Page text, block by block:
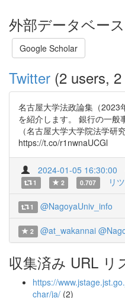
外部データベー
Google Scholar
Twitter (2 users,
名古屋大学法政論集（2023
を紹介します。 銀行の一般
（名古屋大学大学院法学研
https://t.co/r1nwnaUCGl
2024-01-05 16:30:00
1 2 0.707 リ
1 @NagoyaUniv_info
2 @at_wakannai
収集済み URL リ
https://
char/ja/ (2)